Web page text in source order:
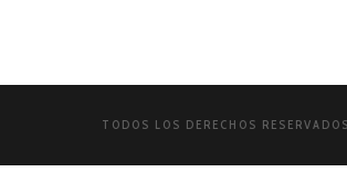
TODOS LOS DERECHOS